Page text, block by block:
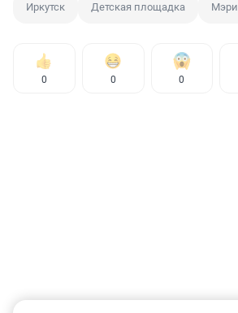
Иркутск Детская площадка
0 0 0